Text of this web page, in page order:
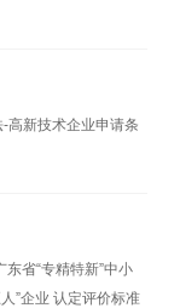
高新技术企业申请条
省“专精特新”中小
”企业 认定评价标准